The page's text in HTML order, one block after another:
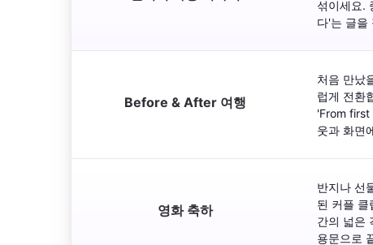
섞이세요.
다'는 글을
Before & After 여행
처음 만났
럽게 전환
'From first
웃과 화면
영화 축하
반지나 선
된 커플 클
간의 넓은
용문으로